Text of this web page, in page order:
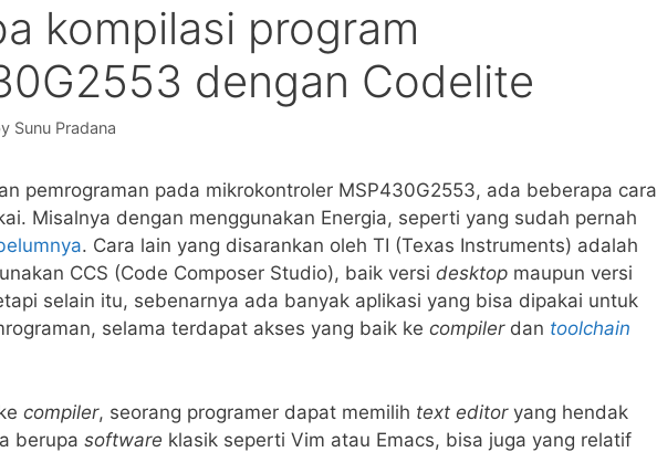
kompilasi program
dengan Codelite
Sunu Pradana
pemrograman pada mikrokontroler MSP430G2553, ada beberapa cara
Misalnya dengan menggunakan Energia, seperti yang sudah pernah
. Cara lain yang disarankan oleh TI (Texas Instruments) adalah
CCS (Code Composer Studio), baik versi desktop maupun versi
selain itu, sebenarnya ada banyak aplikasi yang bisa dipakai untuk
selama terdapat akses yang baik ke compilerdan toolchain
compiler, seorang programer dapat memilih text editoryang hendak
berupa software klasik seperti Vim atau Emacs, bisa juga yang relatif